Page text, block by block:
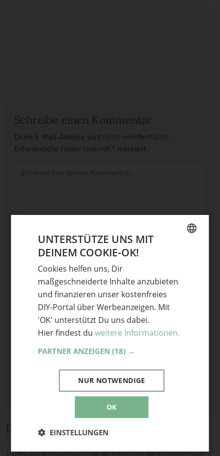
Schreibe einen Kommentar
Deine E-Mail-Adresse wird nicht veröffentlicht.
Erforderliche Felder sind mit * markiert
Optional: Foto teilen
Bild anhängen
Maximale Dateigröße: 8 MB.
Diskussion
UNTERSTÜTZE UNS MIT
DEINEM COOKIE-OK!
Cookies helfen uns, Dir
maßgeschneiderte Inhalte anzubieten
und finanzieren unser kostenfreies
DIY-Portal über Werbeanzeigen. Mit
'OK' unterstützt Du uns dabei.
Hier findest du weitere Informationen.
PARTNER ANZEIGEN (18) →
OK
NUR NOTWENDIGE
EINSTELLUNGEN